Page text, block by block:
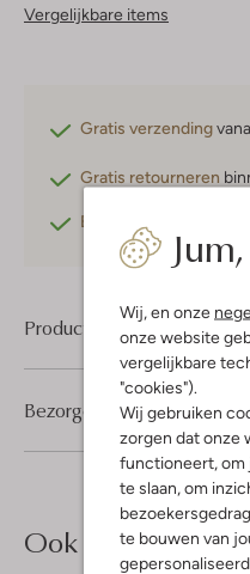
Wij, en onze
onze website
vergelijkbare
"cookies").
Wij gebruiken
zorgen dat onze
functioneert, om
te slaan, om
te bouwen van
Vergelijkbare items
Gratis verzending
Gratis retourneren
Betaal achteraf
Product informatie
Bezorgen & retourneren
Ook iets voor jou?